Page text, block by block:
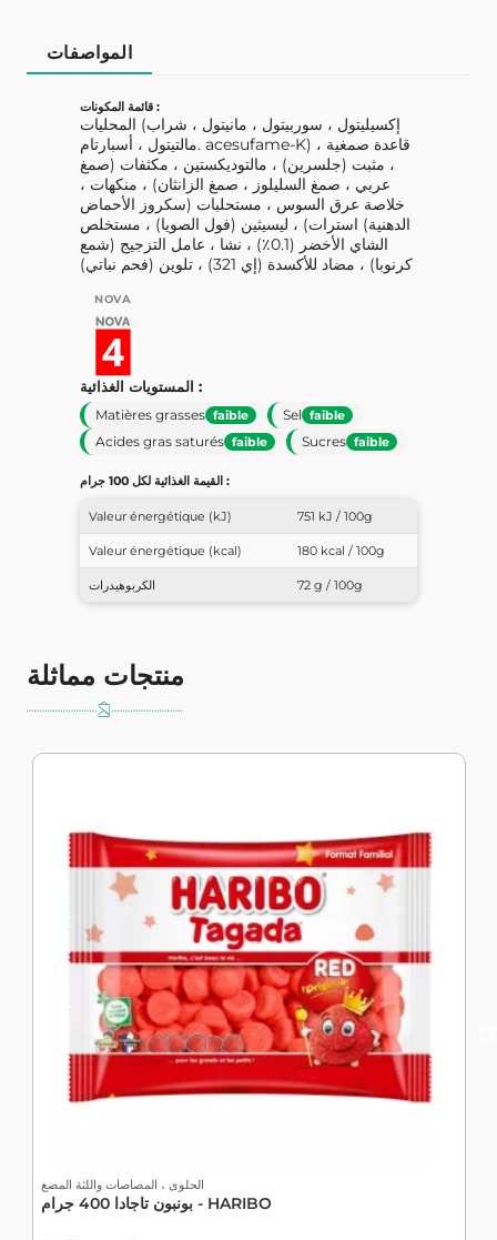
المواصفات
قائمة المكونات :
المحليات (إكسيليتول ، سوربيتول ، مانيتول ، شراب
مالتيتول ، أسبارتام. acesufame-K) ، قاعدة صمغية
، مثبت (جلسرين) ، مالتوديكستين ، مكثفات (صمغ
عربي ، صمغ السليلوز ، صمغ الزانثان) ، منكهات ،
خلاصة عرق السوس ، مستحلبات (سكروز الأحماض
الدهنية) استرات) ، ليسيثين (فول الصويا) ، مستخلص
الشاي الأخضر (0.1٪) ، نشا ، عامل التزجيج (شمع
كرنوبا) ، مضاد للأكسدة (إي 321) ، تلوين (فحم نباتي)
NOVA
المستويات الغذائية :
Matières grasses faible Sel faible
Acides gras saturés faible Sucres faible
القيمة الغذائية لكل 100 جرام :
Valeur énergétique (kJ) 751 kJ / 100g
Valeur énergétique (kcal) 180 kcal / 100g
الكربوهيدرات 72 g / 100g
منتجات مماثلة
الحلوى ، المصاصات واللثة المضغ
بونبون تاجادا 400 جرام - HARIBO